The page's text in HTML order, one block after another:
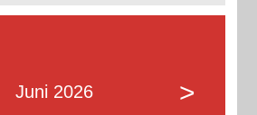
Juni 2026 >